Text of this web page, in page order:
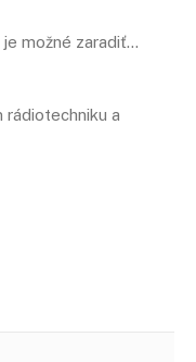
možné zaradiť…
rádiotechniku a